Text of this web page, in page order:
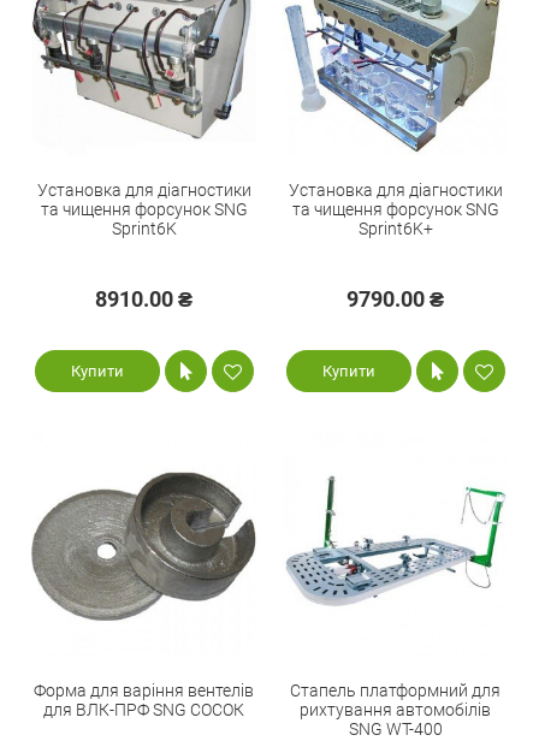
Установка для діагностики
та чищення форсунок SNG
Sprint6K
8910.00 ₴
Купити
Установка для діагностики
та чищення форсунок SNG
Sprint6K+
9790.00 ₴
Купити
Форма для варіння вентелів
для ВЛК-ПРФ SNG СОСОК
Стапель платформний для
рихтування автомобілів
SNG WT-400